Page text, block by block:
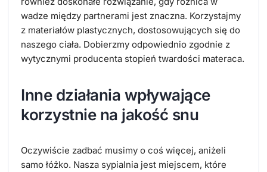
wadze między partnerami jest znaczna. Korzystajmy
z materiałów plastycznych, dostosowujących się do
naszego ciała. Dobierzmy odpowiednio zgodnie z
wytycznymi producenta stopień twardości materaca.
Inne działania wpływające
korzystnie na jakość snu
Oczywiście zadbać musimy o coś więcej, aniżeli
samo łóżko. Nasza sypialnia jest miejscem, które